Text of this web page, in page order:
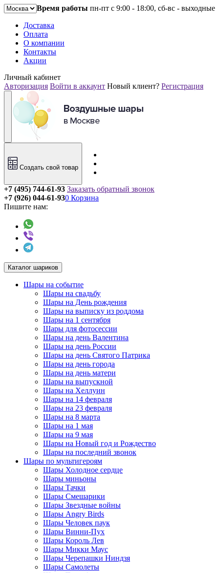
Время работы пн-пт с 9:00 - 18:00, сб-вс - выходные
Доставка
Оплата
О компании
Контакты
Акции
Личный кабинет
Авторизация Войти в аккаунт Новый клиент? Регистрация
Создать свой товар
+7 (495) 744-61-93 Заказать обратный звонок
+7 (926) 044-61-93
Пишите нам:
0 Корзина
Каталог шариков
Шары на событие
Шары на свадьбу
Шары на День рождения
Шары на выписку из роддома
Шары на 1 сентября
Шары для фотосессии
Шары на день Валентина
Шары на день России
Шары на день Святого Патрика
Шары на день города
Шары на день матери
Шары на выпускной
Шары на Хеллуин
Шары на 14 февраля
Шары на 23 февраля
Шары на 8 марта
Шары на 1 мая
Шары на 9 мая
Шары на Новый год и Рождество
Шары на последний звонок
Шары по мультигероям
Шары Холодное сердце
Шары миньоны
Шары Тачки
Шары Смешарики
Шары Звездные войны
Шары Angry Birds
Шары Человек паук
Шары Винни-Пух
Шары Король Лев
Шары Микки Маус
Шары Черепашки Ниндзя
Шары Самолеты